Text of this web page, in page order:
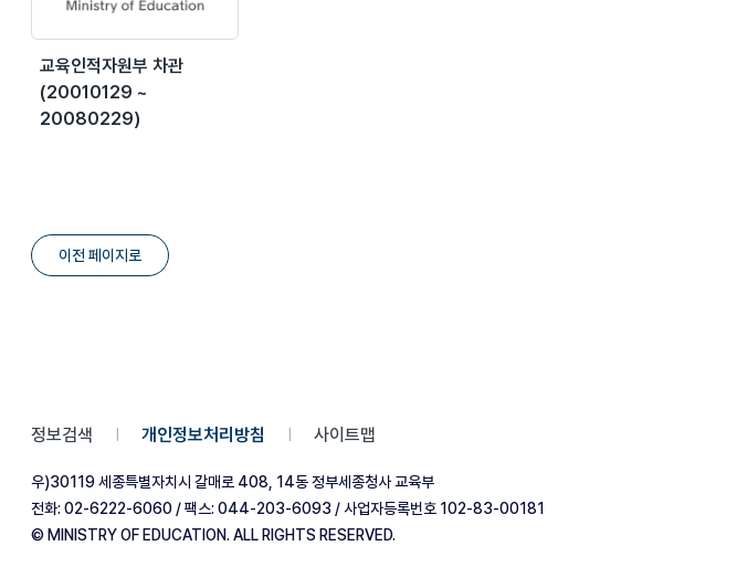
교육인적자원부 차관
(20010129 ~
20080229)
이전 페이지로
정보검색 개인정보처리방침 사이트맵
우)30119 세종특별자치시 갈매로 408, 14동 정부세종청사 교육부
전화: 02-6222-6060 / 팩스: 044-203-6093 / 사업자등록번호 102-83-00181
© MINISTRY OF EDUCATION. ALL RIGHTS RESERVED.